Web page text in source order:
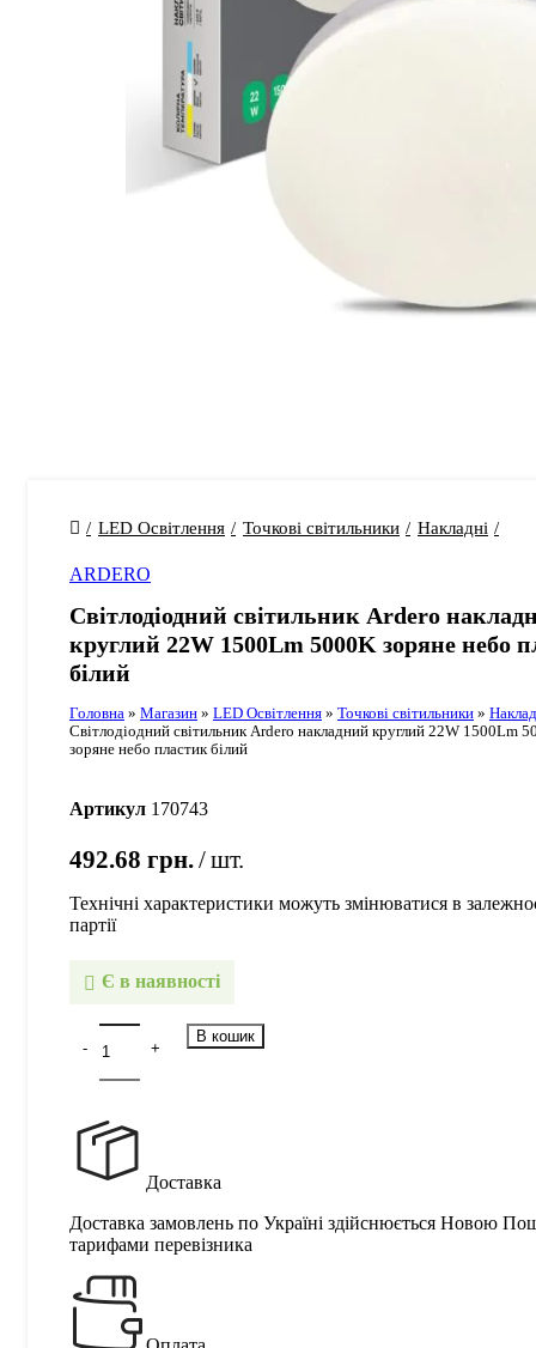
LED Освітлення Точкові світильники Накладні
ARDERO
Світлодіодний світильник Ardero
круглий 22W 1500Lm 5000K зоряне небо
білий
Головна » Магазин » LED Освітлення » Точкові світильники »
Світлодіодний світильник Ardero накладний круглий 22W 1500Lm
зоряне небо пластик білий
Артикул 170743
492.68 грн. шт.
Технічні характеристики можуть змінюватися в
партії
Є в наявності
В кошик
Доставка
Доставка замовлень по Україні здійснюється Новою
тарифами перевізника